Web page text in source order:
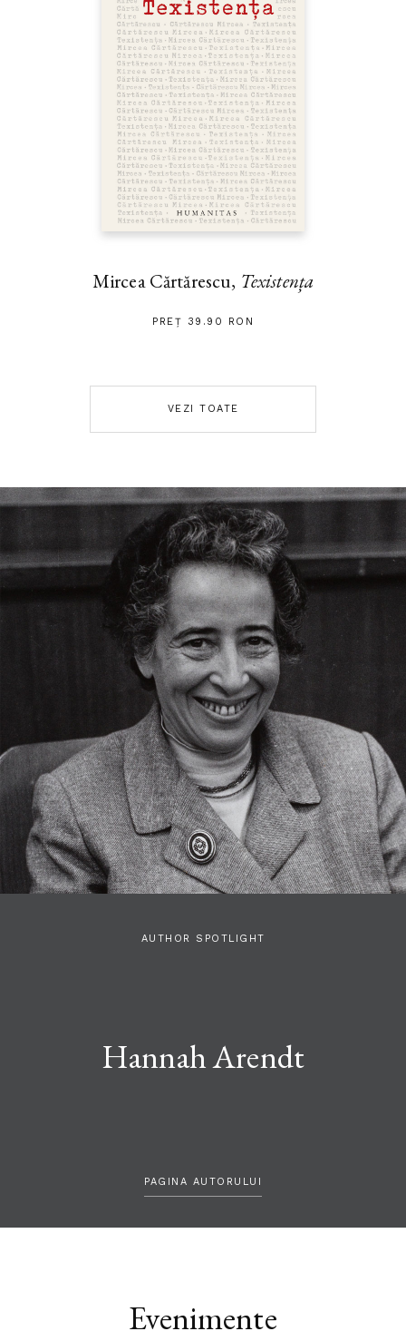
Mircea Cărtărescu, Texistența
PREȚ 39.90 RON
VEZI TOATE
AUTHOR SPOTLIGHT
Hannah Arendt
PAGINA AUTORULUI
Evenimente